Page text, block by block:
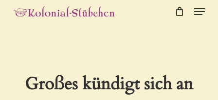
Menu
Großes kündigt sich an